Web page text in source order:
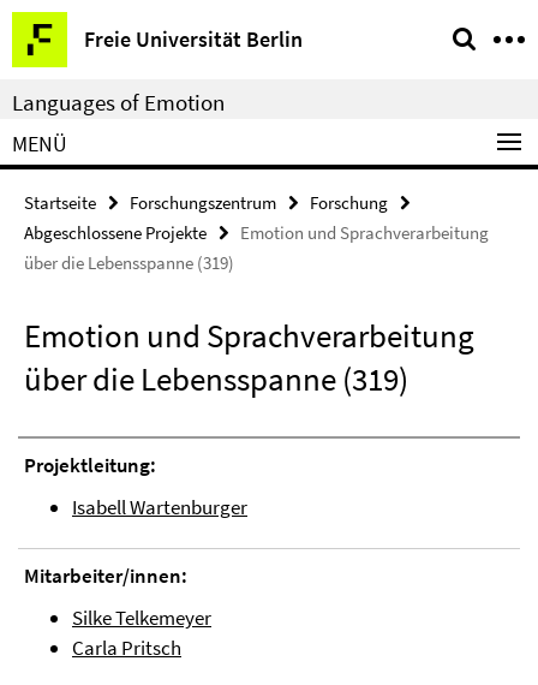
Springe
direkt
zu
Inhalt
Freie Universität Berlin
Service-
Navigation
Languages of Emotion
MENÜ
Startseite Forschungszentrum
Forschung
Abgeschlossene Projekte
Emotion und Sprachverarbeitung
über die Lebensspanne (319)
Emotion und Sprachverarbeitung
über die Lebensspanne (319)
Projektleitung:
Isabell Wartenburger
Mitarbeiter/innen:
Silke Telkemeyer
Carla Pritsch